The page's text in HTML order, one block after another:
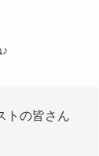
トの皆さん